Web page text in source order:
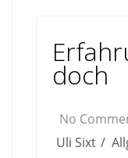
doch
No
Uli Sixt